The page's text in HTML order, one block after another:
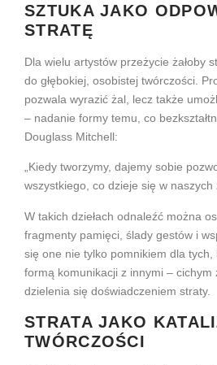
SZTUKA JAKO
STRATĘ
Dla wielu artystów przeżycie żałoby
do głębokiej, osobistej twórczości.
pozwala wyrazić żal, lecz także
– nadanie formy temu, co
Douglass Mitchell:
„Kiedy tworzymy, dajemy sobie
wszystkiego, co dzieje się w naszych
W takich dziełach odnaleźć można
fragmenty pamięci, ślady gestów i
się one nie tylko pomnikiem dla
formą komunikacji z innymi – cichym
dzielenia się doświadczeniem straty.
STRATA JAKO
TWÓRCZOŚCI